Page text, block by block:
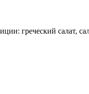
греческий салат,